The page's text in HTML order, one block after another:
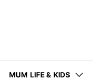
MUM LIFE & KIDS